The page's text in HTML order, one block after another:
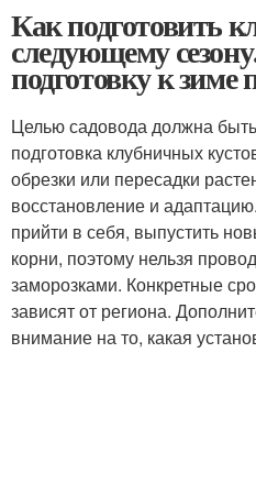
Как подготовить
следующему
подготовку к зиме
Целью садовода должна
подготовка клубничных
обрезки или пересадки
восстановление и
прийти в себя, выпустить
корни, поэтому нельзя
заморозками. Конкретные
зависят от региона.
внимание на то, какая